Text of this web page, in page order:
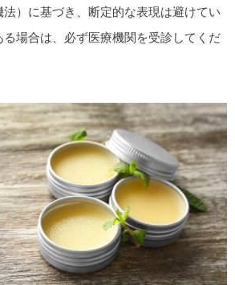
）に基づき、断定的な表現は避けてい
る場合は、必ず医療機関を受診してくだ